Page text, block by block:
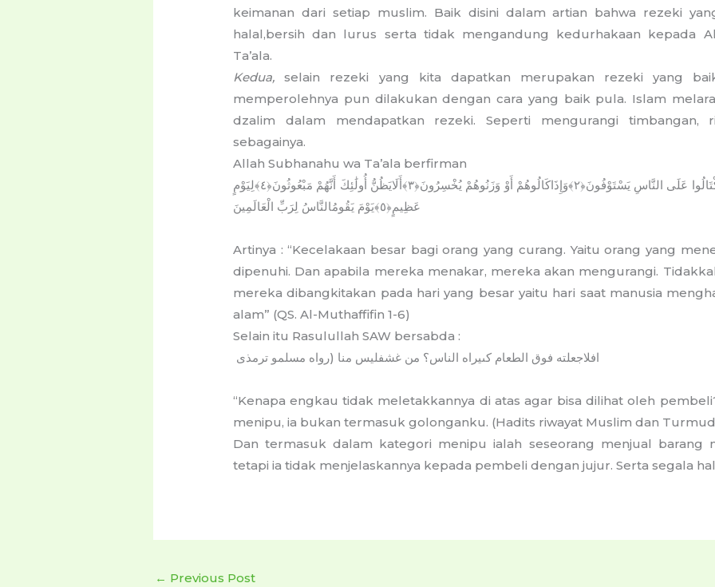
keimanan dari setiap muslim. Baik disini dalam artian bahwa rezeki
halal,bersih dan lurus serta tidak mengandung kedurhakaan kepada
Ta’ala.
Kedua,selain rezeki yang kita dapatkan merupakan rezeki yang
memperolehnya pun dilakukan dengan cara yang baik pula. Islam
dzalim dalam mendapatkan rezeki. Seperti mengurangi timbangan,
sebagainya.
Allah Subhanahu wa Ta’ala berfirman
عَلَى النَّاسِ يَسْتَوْفُونَ﴿٢﴾وَإِذَا كَالُوهُمْ أَوْ وَزَنُوهُمْ يُخْسِرُونَ﴿٣﴾أَلَا يَظُنُّ أُولَٰئِكَ أَنَّهُمْ مَبْعُوثُونَ﴿٤﴾لِيَوْمٍ
عَظِيمٍ﴿٥﴾يَوْمَ
يَقُومُالنَّاسُ لِرَبِّ الْعَالَمِينَ
Artinya : “Kecelakaan besar bagi orang yang curang. Yaitu orang yang
dipenuhi. Dan apabila mereka menakar, mereka akan mengurangi.
mereka dibangkitakan pada hari yang besar yaitu hari saat manusia
alam” (QS. Al-Muthaffifin 1-6)
Selain itu Rasulullah SAW bersabda :
افلاجعلته فوق الطعام كىيراه الناس؟ من غشفليس منا (رواه مسلمو ترمذى
“Kenapa engkau tidak meletakkannya di atas agar bisa dilihat oleh
menipu, ia bukan termasuk golonganku. (Hadits riwayat Muslim dan
Dan termasuk dalam kategori menipu ialah seseorang menjual barang
tetapi ia tidak menjelaskannya kepada pembeli dengan jujur. Serta segala
← Previous Post